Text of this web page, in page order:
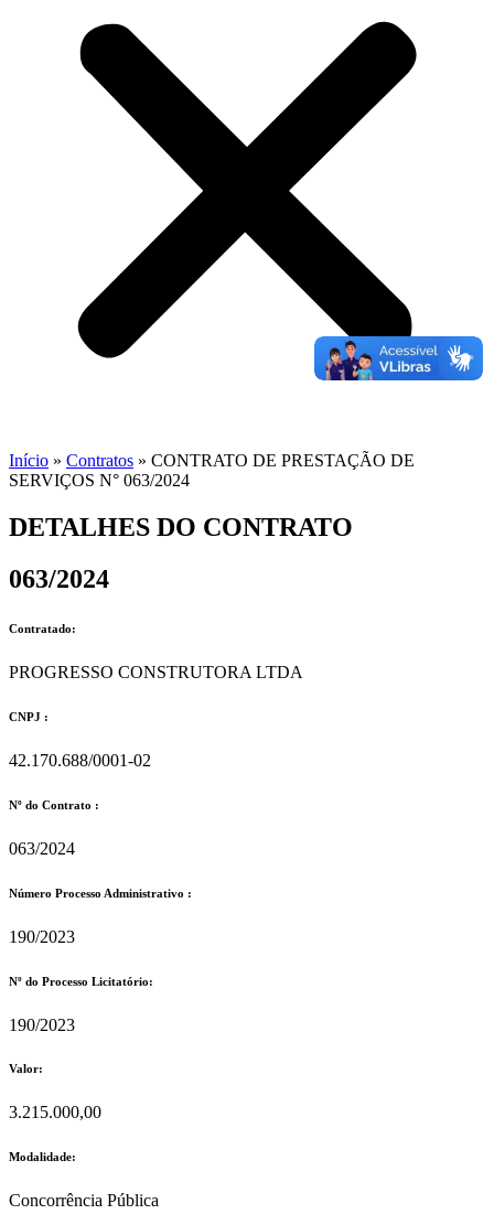
Início » Contratos » CONTRATO DE PRESTAÇÃO DE
SERVIÇOS N° 063/2024
DETALHES DO CONTRATO​
063/2024
Contratado:
PROGRESSO CONSTRUTORA LTDA
CNPJ :
42.170.688/0001-02
Nº do Contrato :
063/2024
Número Processo Administrativo :
190/2023
Nº do Processo Licitatório:
190/2023
Valor:
3.215.000,00
Modalidade:
Concorrência Pública